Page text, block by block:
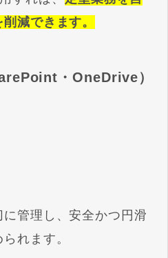
減できます。
・OneDrive）
管理し、安全かつ円滑
れます。